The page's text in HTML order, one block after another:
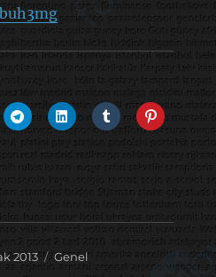
2013 Kategoriler
Genel